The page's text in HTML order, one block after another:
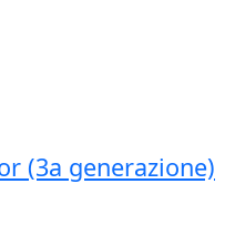
(3a generazione)